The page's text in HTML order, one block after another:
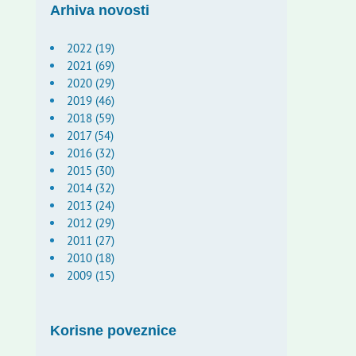
Arhiva novosti
2022 (19)
2021 (69)
2020 (29)
2019 (46)
2018 (59)
2017 (54)
2016 (32)
2015 (30)
2014 (32)
2013 (24)
2012 (29)
2011 (27)
2010 (18)
2009 (15)
Korisne poveznice